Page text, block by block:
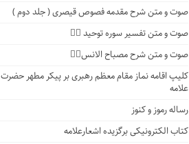
صوت و متن شرح مقدمه فصوص قیصری ( جلد دوم )
صوت و متن تفسیر سوره توحید ۱️⃣
صوت و متن شرح مصباح الانس۸⃣
کلیپ اقامه نماز مقام معظم رهبری بر پیکر مطهر حضرت
علامه
رساله رموز و کنوز
کتاب الکترونیکی برگزیده اشعارعلامه